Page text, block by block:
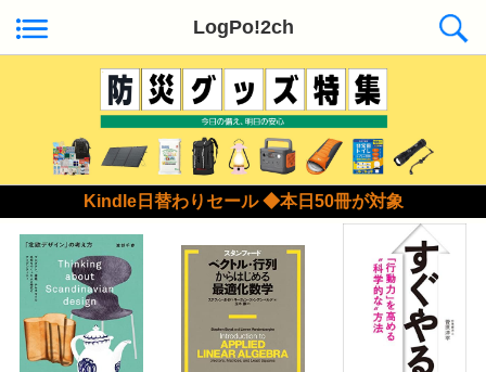
LogPo!2ch
Kindle日替わりセール ◆本日50冊が対象